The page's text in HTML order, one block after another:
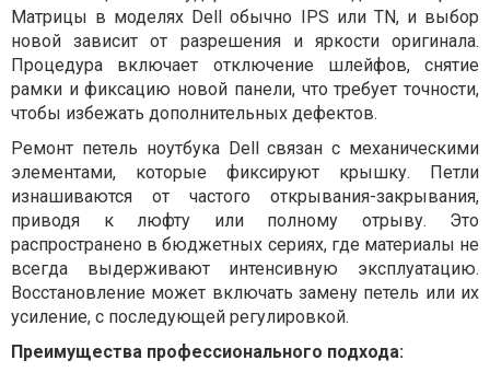
Матрицы в моделях Dell обычно IPS или TN, и выбор
новой зависит от разрешения и яркости оригинала.
Процедура включает отключение шлейфов, снятие
рамки и фиксацию новой панели, что требует точности,
чтобы избежать дополнительных дефектов.
Ремонт петель ноутбука Dell связан с механическими
элементами, которые фиксируют крышку. Петли
изнашиваются от частого открывания-закрывания,
приводя к люфту или полному отрыву. Это
распространено в бюджетных сериях, где материалы не
всегда выдерживают интенсивную эксплуатацию.
Восстановление может включать замену петель или их
усиление, с последующей регулировкой.
Преимущества профессионального подхода: